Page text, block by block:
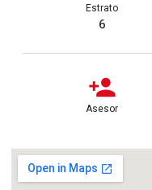
Estrato
6
Asesor